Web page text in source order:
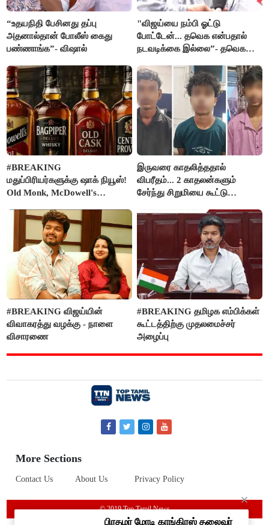
“உதயநிதி பேசினது தப்பு
அதனால்தான் போலீஸ் கைது
பண்ணாங்க”- விஷால்
"விஜய்யை நம்பி ஓட்டு
போட்டேன்... தவெக என்பதால்
நடவடிக்கை இல்லை”- தவெக
கதறல்
#BREAKING
மதுப்பிரியர்களுக்கு ஷாக் நியூஸ்!
Old Monk, McDowell's
FSSAI தடை
இருவரை காதலித்ததால்
விபரீதம்... 2 காதலன்களும்
சேர்ந்து சிறுமியை கூட்டு
செய்த கொடூரம்
#BREAKING விஜய்யின்
விவாகரத்து வழக்கு - நாளை
விசாரணை
#BREAKING தமிழக எம்பிக்கள்
கூட்டத்திற்கு முதலமைச்சர்
அழைப்பு
More Sections
Contact Us About Us Privacy Policy
© 2019 Top Tamil News